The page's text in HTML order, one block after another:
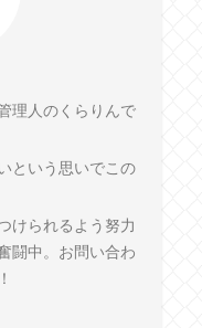
理人のくらりんで
という思いでこの
けられるよう努力
闘中。お問い合わ